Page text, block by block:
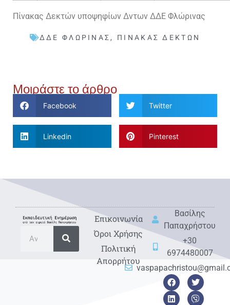
Πίνακας Δεκτών υποψηφίων Δντων ΔΔΕ Φλώρινας
ΔΔΕ ΦΛΏΡΙΝΑΣ , ΠΊΝΑΚΑΣ ΔΕΚΤΏΝ
Μοιράστε το άρθρο
Facebook Twitter
Linkedin Pinterest
Eπικοινωνία
Όροι Χρήσης
Πολιτική
Απορρήτου
Βασίλης
Παπαχρήστου
+30
6974480007